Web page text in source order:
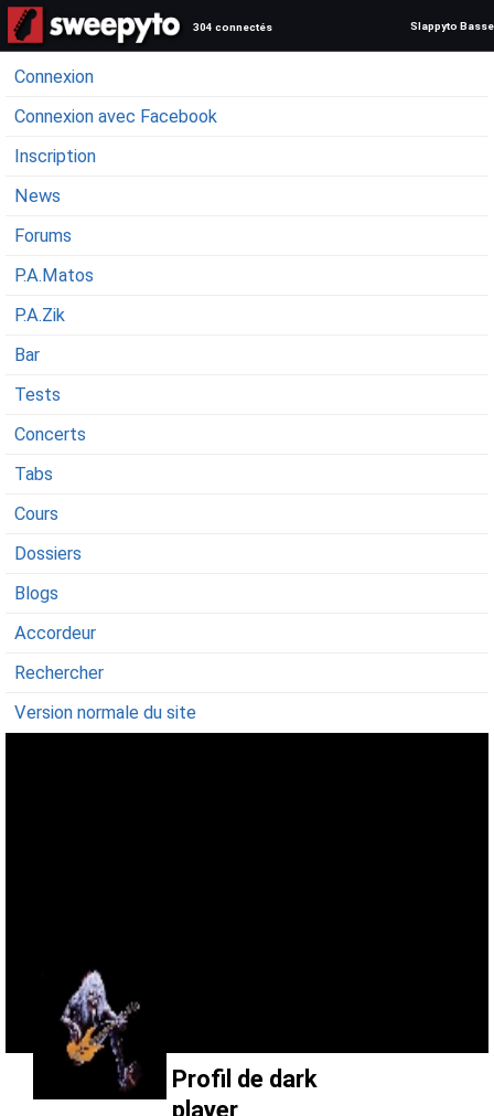
304 connectés Slappyto Basse
Connexion
Connexion avec Facebook
Inscription
News
Forums
P.A.Matos
P.A.Zik
Bar
Tests
Concerts
Tabs
Cours
Dossiers
Blogs
Accordeur
Rechercher
Version normale du site
Profil de dark
player